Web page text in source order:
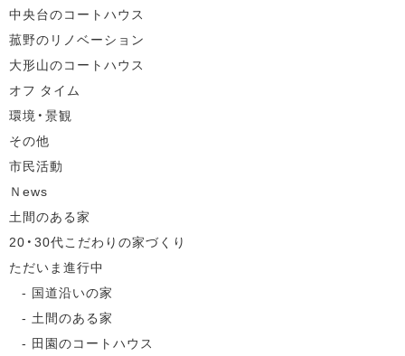
中央台のコートハウス
菰野のリノベーション
大形山のコートハウス
オフ タイム
環境・景観
その他
市民活動
Ｎews
土間のある家
20・30代こだわりの家づくり
ただいま進行中
国道沿いの家
土間のある家
田園のコートハウス